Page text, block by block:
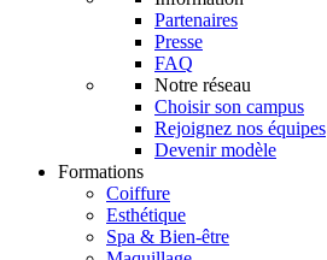
Partenaires
Presse
FAQ
Notre réseau
Choisir son campus
Rejoignez nos équipes
Devenir modèle
Formations
Coiffure
Esthétique
Spa & Bien-être